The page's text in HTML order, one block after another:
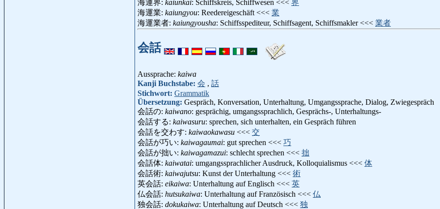
海運界: kaiunkai: Schiffskreis, Schiffwesen <<< 界
海運業: kaiungyou: Reedereigeschäft <<< 業
海運業者: kaiungyousha: Schiffsspediteur, Schiffsagent, Schiffsmakler <<< 業者
会話
Aussprache: kaiwa
Kanji Buchstabe: 会 , 話
Stichwort: Grammatik
Übersetzung: Gespräch, Konversation, Unterhaltung, Umgangssprache, Dialog, Zwiegespräch
会話の: kaiwano: gesprächig, umgangssprachlich, Gesprächs-, Unterhaltungs-
会話する: kaiwasuru: sprechen, sich unterhalten, ein Gespräch führen
会話を交わす: kaiwaokawasu <<< 交
会話が巧い: kaiwagaumai: gut sprechen <<< 巧
会話が拙い: kaiwagamazui: schlecht sprechen <<< 拙
会話体: kaiwatai: umgangssprachlicher Ausdruck, Kolloquialismus <<< 体
会話術: kaiwajutsu: Kunst der Unterhaltung <<< 術
英会話: eikaiwa: Unterhaltung auf Englisch <<< 英
仏会話: hutsukaiwa: Unterhaltung auf Französisch <<< 仏
独会話: dokukaiwa: Unterhaltung auf Deutsch <<< 独